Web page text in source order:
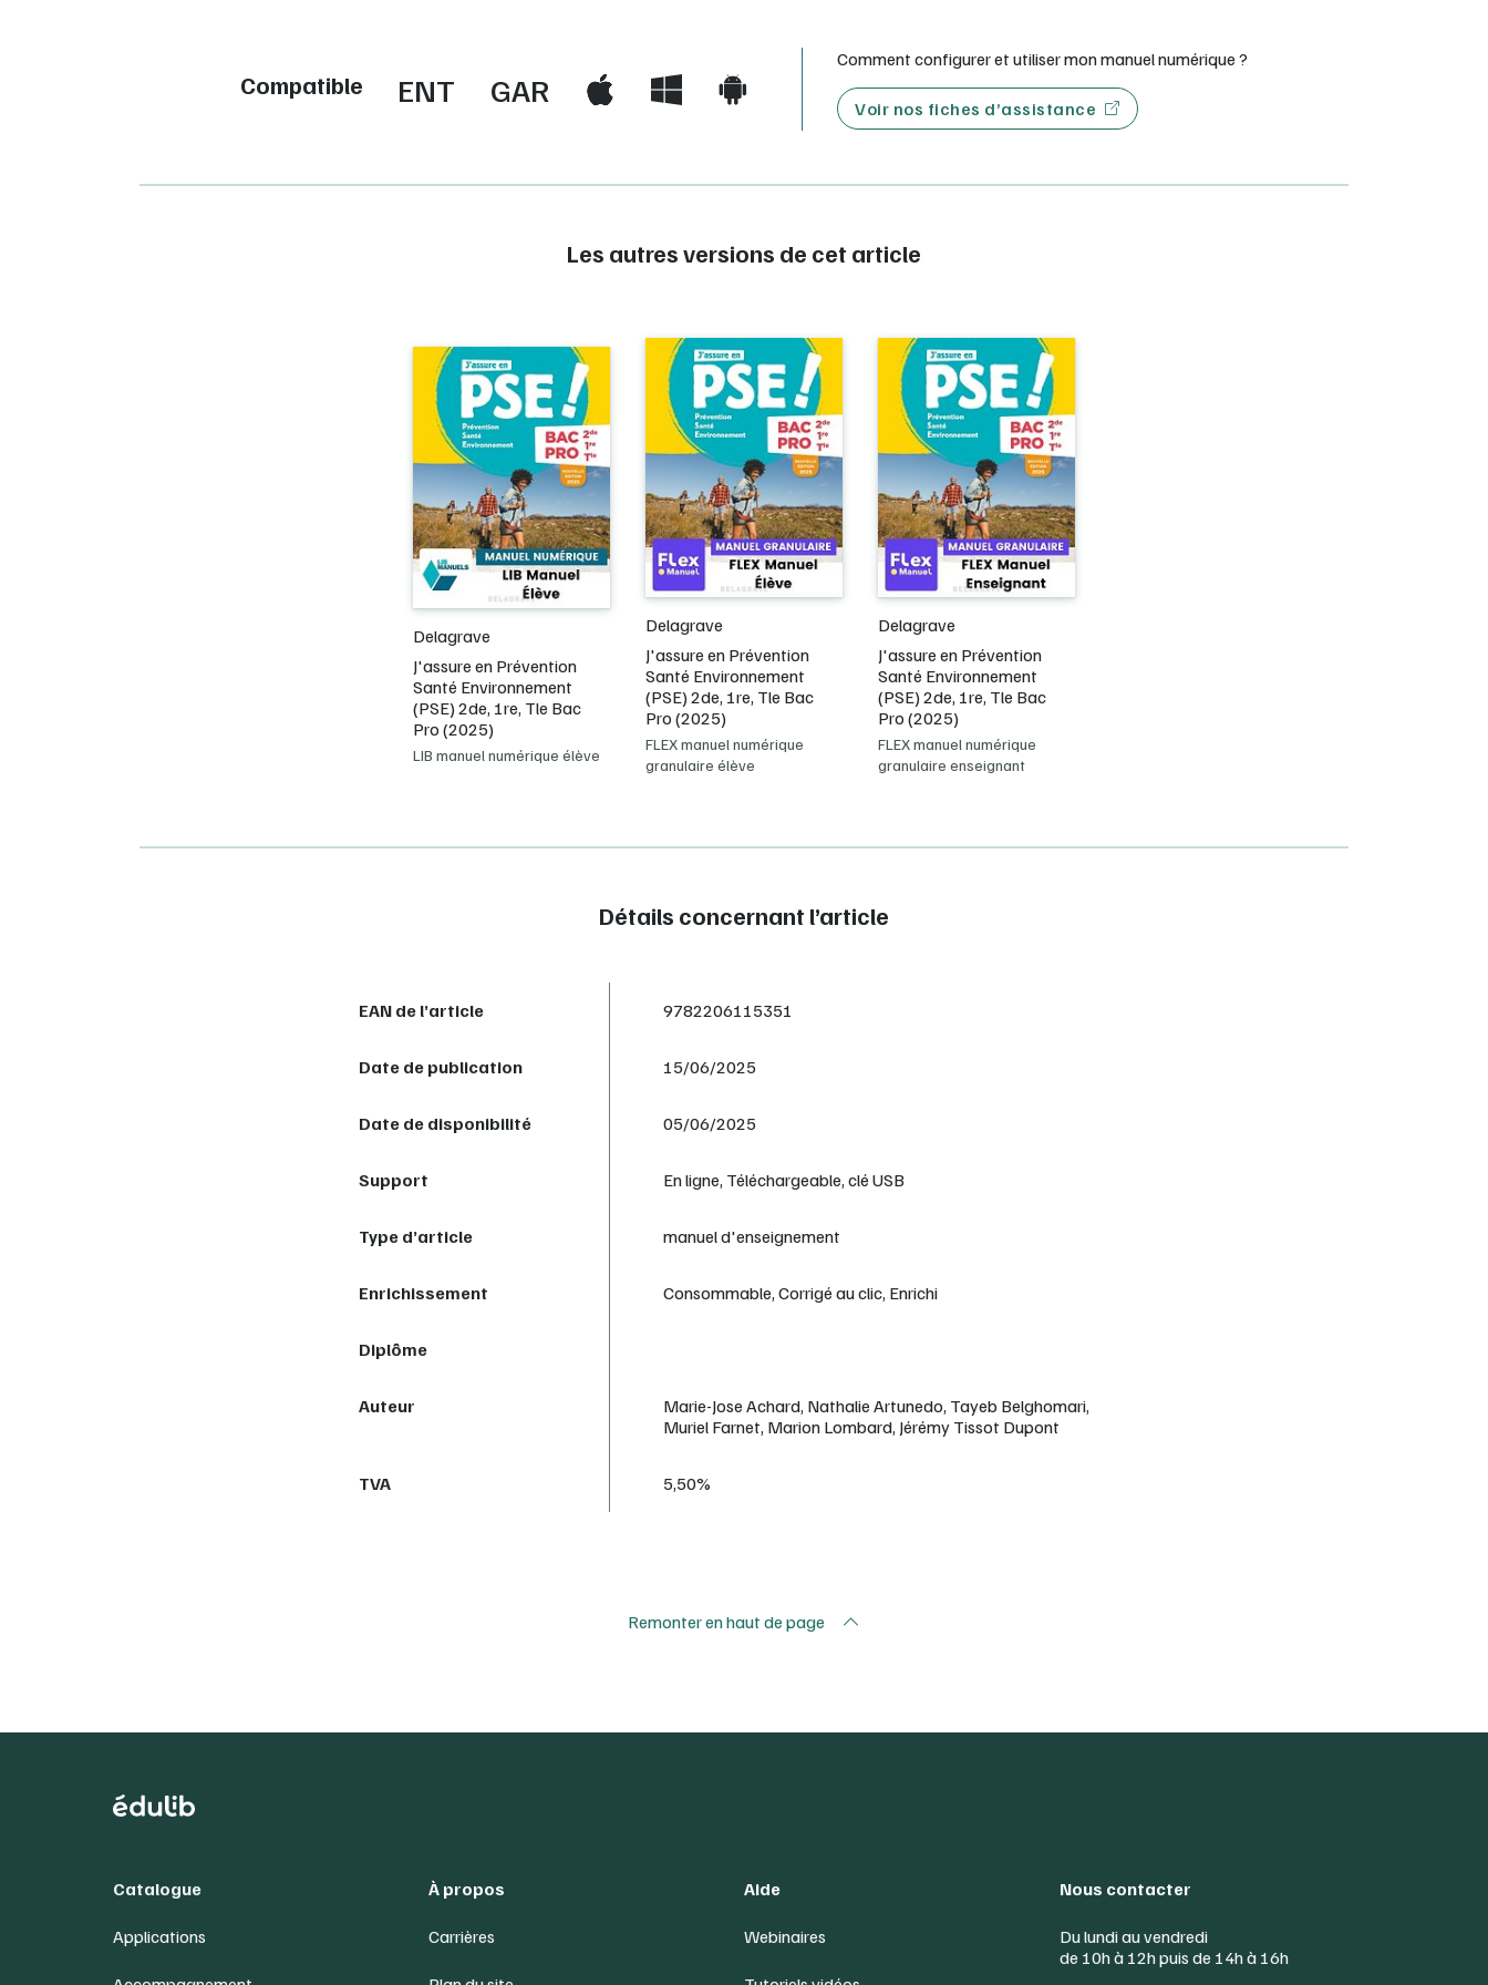
Compatible ENT GAR
Comment configurer et utiliser mon manuel numérique ?
Voir nos fiches d’assistance
Les autres versions de cet article
Delagrave
J'assure en Prévention
Santé Environnement
(PSE) 2de, 1re, Tle Bac
Pro (2025)
LIB manuel numérique élève
Delagrave
J'assure en Prévention
Santé Environnement
(PSE) 2de, 1re, Tle Bac
Pro (2025)
FLEX manuel numérique
granulaire élève
Delagrave
J'assure en Prévention
Santé Environnement
(PSE) 2de, 1re, Tle Bac
Pro (2025)
FLEX manuel numérique
granulaire enseignant
Détails concernant l’article
EAN de l’article 9782206115351
Date de publication 15/06/2025
Date de disponibilité 05/06/2025
Support En ligne, Téléchargeable, clé USB
Type d’article manuel d'enseignement
Enrichissement Consommable, Corrigé au clic, Enrichi
Diplôme
Auteur
Marie-Jose Achard, Nathalie Artunedo, Tayeb Belghomari,
Muriel Farnet, Marion Lombard, Jérémy Tissot Dupont
TVA 5,50%
Remonter en haut de page
Catalogue
Applications
À propos
Carrières
Aide
Webinaires
Nous contacter
Du lundi au vendredi
de 10h à 12h puis de 14h à 16h